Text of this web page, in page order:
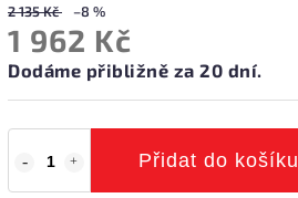
2 135 Kč –8 %
1 962 Kč
Dodáme přibližně za 20 dní.
Přidat do košíku